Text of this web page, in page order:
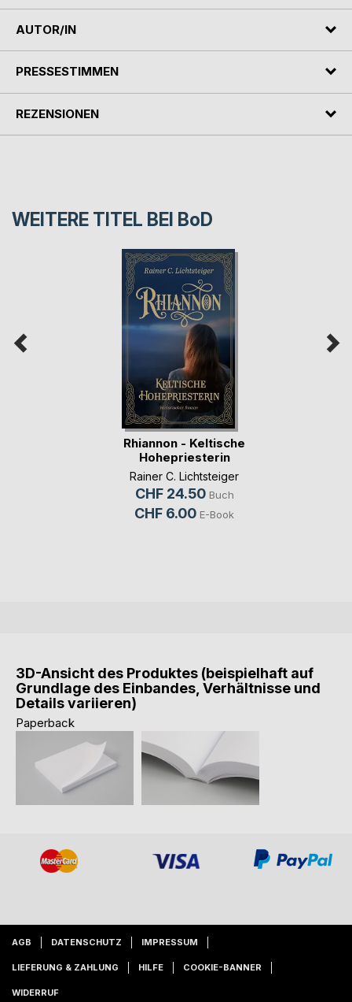
AUTOR/IN
PRESSESTIMMEN
REZENSIONEN
WEITERE TITEL BEI BoD
Rhiannon - Keltische
Hohepriesterin
Rainer C. Lichtsteiger
CHF 24.50 Buch
CHF 6.00 E-Book
3D-Ansicht des Produktes (beispielhaft auf
Grundlage des Einbandes, Verhältnisse und
Details variieren)
Paperback
AGB DATENSCHUTZ IMPRESSUM
LIEFERUNG & ZAHLUNG HILFE COOKIE-BANNER
WIDERRUF